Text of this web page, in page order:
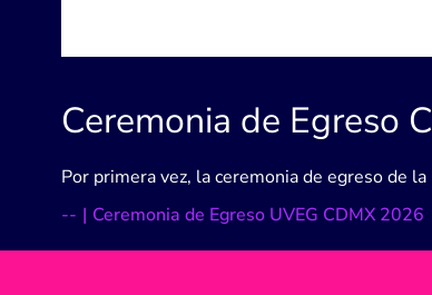
Ceremonia de Egreso
Por primera vez, la ceremonia de egreso de
-- | Ceremonia de Egreso UVEG CDMX 2026